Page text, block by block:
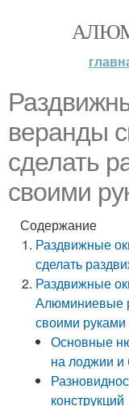
веранды
сделать
своими
Содержание
Раздвижные
сделать
Раздвижные
Алюминиевые
своими руками
Основные
на лоджии и
конструкций